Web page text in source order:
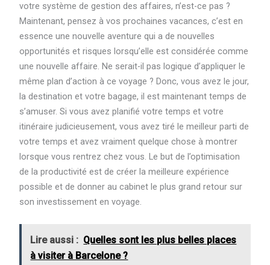
votre système de gestion des affaires, n’est-ce pas ?
Maintenant, pensez à vos prochaines vacances, c’est en
essence une nouvelle aventure qui a de nouvelles
opportunités et risques lorsqu’elle est considérée comme
une nouvelle affaire. Ne serait-il pas logique d’appliquer le
même plan d’action à ce voyage ? Donc, vous avez le jour,
la destination et votre bagage, il est maintenant temps de
s’amuser. Si vous avez planifié votre temps et votre
itinéraire judicieusement, vous avez tiré le meilleur parti de
votre temps et avez vraiment quelque chose à montrer
lorsque vous rentrez chez vous. Le but de l’optimisation
de la productivité est de créer la meilleure expérience
possible et de donner au cabinet le plus grand retour sur
son investissement en voyage.
Lire aussi : Quelles sont les plus belles places
à visiter à Barcelone ?